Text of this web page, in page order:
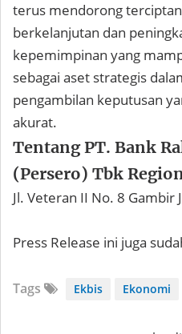
terus mendorong
berkelanjutan dan
kepemimpinan yang
sebagai aset strategis
pengambilan keputusan
akurat.
Tentang PT. Bank
(Persero) Tbk
Jl. Veteran II No. 8 Gambir
Press Release ini juga
Tags Ekbis Ekonomi